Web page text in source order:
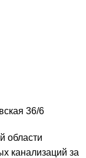
36/6
области
канализаций за